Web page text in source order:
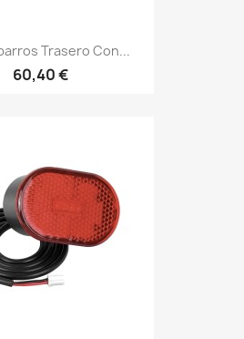
Trasero Con...
60,40 €